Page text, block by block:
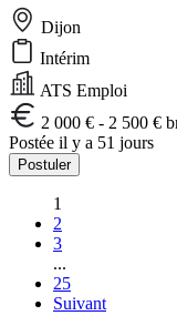
Dijon
Intérim
ATS Emploi
2 000 € - 2 500 €
Postée il y a 51 jours
Postuler
1
2
3
...
25
Suivant